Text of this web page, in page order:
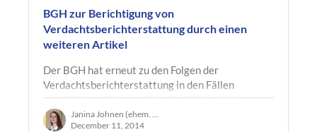
BGH zur Berichtigung von
Verdachtsberichterstattung durch einen
weiteren Artikel
Der BGH hat erneut zu den Folgen der
Verdachtsberichterstattung in den Fällen
entschieden, in denen diese im Zeitpunkt der
Veröffentlichung des Berichts zulässig ist und…
Janina Johnen (ehem. Ruland)
December 11, 2014